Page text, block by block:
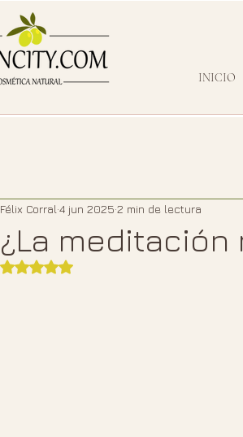
INICIO
¿La
Félix Corral 4 jun 2025 2 min de lectura
Obtuvo NaN de 5 estrellas.